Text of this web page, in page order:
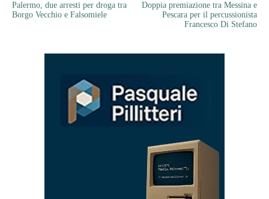
Palermo, due arresti per droga tra
Borgo Vecchio e Falsomiele
Doppia premiazione tra Messina e
Pescara per il percussionista
Francesco Di Stefano